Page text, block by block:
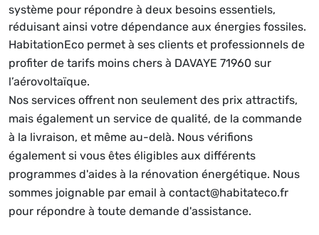
système pour répondre à deux besoins essentiels,
réduisant ainsi votre dépendance aux énergies fossiles.
HabitationEco permet à ses clients et professionnels de
profiter de tarifs moins chers à DAVAYE 71960 sur
l’aérovoltaïque.
Nos services offrent non seulement des prix attractifs,
mais également un service de qualité, de la commande
à la livraison, et même au-delà. Nous vérifions
également si vous êtes éligibles aux différents
programmes d'aides à la rénovation énergétique. Nous
sommes joignable par email à contact@habitateco.fr
pour répondre à toute demande d'assistance.